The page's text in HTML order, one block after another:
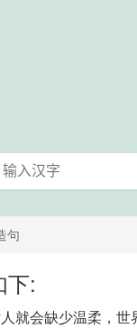
句
下:
就会缺少温柔，